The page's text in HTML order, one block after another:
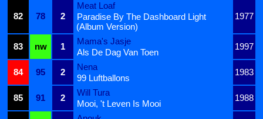
82 78 2
Meat Loaf
1977
Paradise By The Dashboard Light
(Album Version)
83
nw 1
Mama's Jasje
1997
Als De Dag Van Toen
84
95 2
Nena
1983
99 Luftballons
85
91 2
Will Tura
1988
Mooi, 't Leven Is Mooi